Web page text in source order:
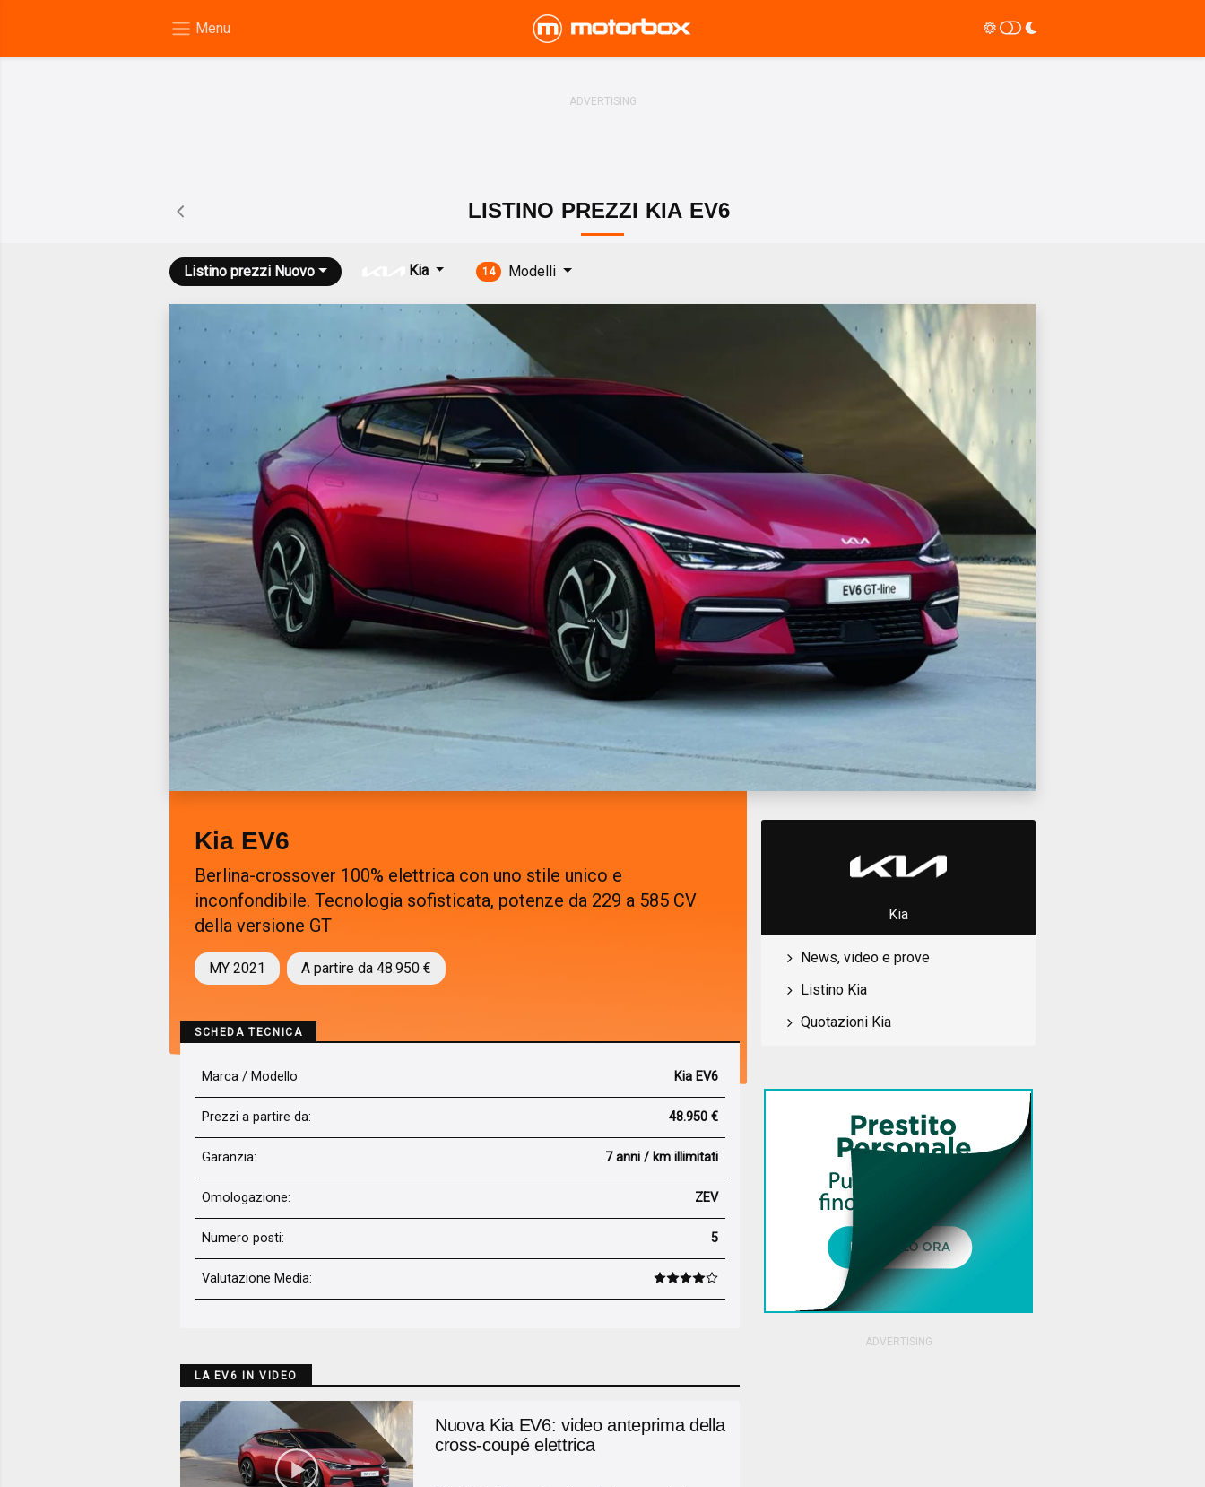
LISTINO PREZZI KIA EV6
Listino prezzi Nuovo Kia 14 Modelli
Kia EV6
Berlina-crossover 100% elettrica con uno stile unico e
inconfondibile. Tecnologia sofisticata, potenze da 229 a 585 CV
della versione GT
MY 2021 A partire da 48.950 €
SCHEDA TECNICA
Marca / Modello Kia EV6
Prezzi a partire da: 48.950 €
Garanzia: 7 anni / km illimitati
Omologazione: ZEV
Numero posti: 5
Valutazione Media:
LA EV6 IN VIDEO
Nuova Kia EV6: video anteprima della
cross-coupé elettrica
Kia
News, video e prove
Listino Kia
Quotazioni Kia